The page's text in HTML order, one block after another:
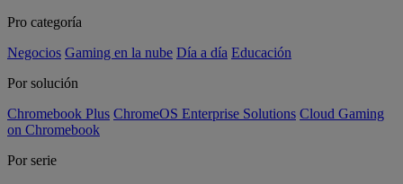
Pro categoría
Negocios Gaming en la nube Día a día Educación
Por solución
Chromebook Plus ChromeOS Enterprise Solutions Cloud Gaming
on Chromebook
Por serie